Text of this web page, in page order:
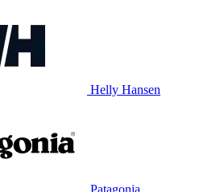
Helly Hansen
Patagonia